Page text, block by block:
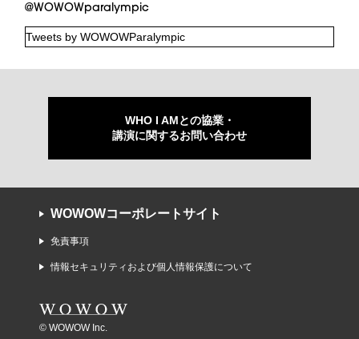
@WOWOWparalympic
Tweets by WOWOWParalympic
WHO I AMとの協業・
講演に関するお問い合わせ
WOWOWコーポレートサイト
免責事項
情報セキュリティおよび個人情報保護について
© WOWOW Inc.